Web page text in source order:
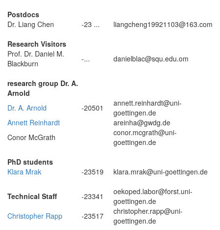
Postdocs
Dr. Liang Chen
-23 ...
liangcheng19921103@163.com
Research Visitors
Prof. Dr. Daniel M.
Blackburn
-...
danielblac@squ.edu.om
research group Dr. A.
Arnold
Dr. A. Arnold
-20501
annett.reinhardt@uni-
goettingen.de
Annett Reinhardt
areinha@gwdg.de
Conor McGrath
conor.mcgrath@uni-
goettingen.de
PhD students
Klara Mrak
-23519
klara.mrak@uni-goettingen.de
Technical Staff
-23341
oekoped.labor@forst.uni-
goettingen.de
Christopher Rapp
-23517
christopher.rapp@uni-
goettingen.de